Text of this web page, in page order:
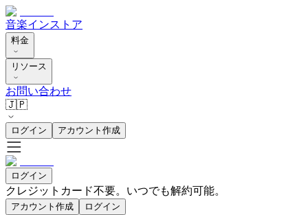
音楽インストア
料金
リソース
お問い合わせ
🇯🇵
ログイン アカウント作成
ログイン
クレジットカード不要。いつでも解約可能。
アカウント作成 ログイン